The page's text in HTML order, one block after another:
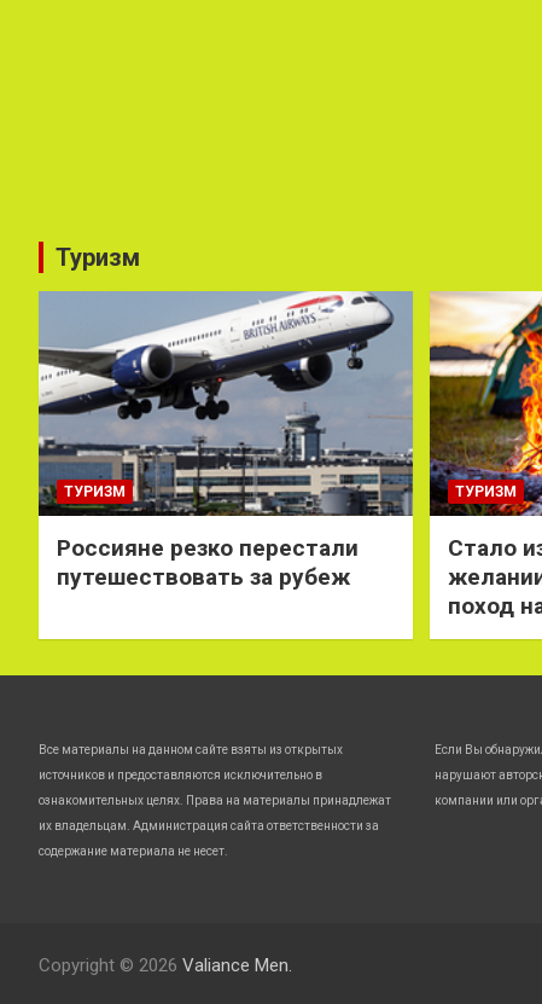
Туризм
ТУРИЗМ
Россияне резко перестали
путешествовать за рубеж
ТУРИЗМ
Стало
поход
Все материалы на данном сайте взяты из открытых
источников и предоставляются исключительно в
ознакомительных целях. Права на материалы принадлежат
их владельцам. Администрация сайта ответственности за
содержание материала не несет.
Если Вы
нарушают
компании или
Copyright © 2026 Valiance Men.